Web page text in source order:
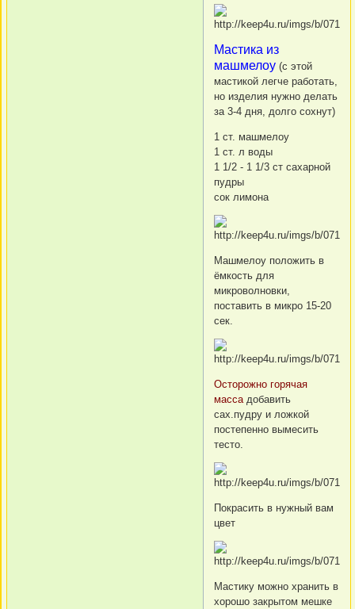
Мастика из
машмелоу (с этой
мастикой легче работать,
но изделия нужно делать
за 3-4 дня, долго сохнут)
1 ст. машмелоу
1 ст. л воды
1 1/2 - 1 1/3 ст сахарной
пудры
сок лимона
Машмелоу положить в
ёмкость для
микроволновки,
поставить в микро 15-20
сек.
Осторожно горячая
массадобавить
сах.пудру и ложкой
постепенно вымесить
тесто.
Покрасить в нужный вам
цвет
Мастику можно хранить в
хорошо закрытом мешке